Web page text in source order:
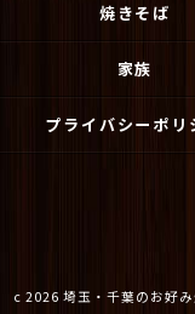
焼きそば
家族
プライバシーポリ
c 2026 埼玉・千葉のお好